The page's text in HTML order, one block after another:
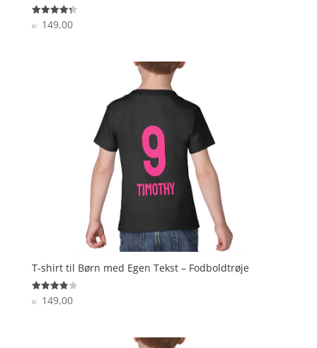
Vurderet
4.3
kr. 149,00
T-shirt til Børn med Egen Tekst – Fodboldtrøje
Vurderet
3.9
kr. 149,00